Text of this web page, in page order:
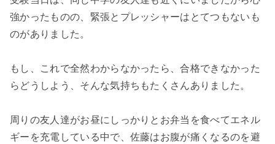
強かったものの、緊張とプレッシャーはとてつもないも
のがありました。
もし、これで全然わからなかったら、合格できなかった
らどうしよう、そんな気持ちもたくさんありました。
周りの友人達がお昼にしっかりとお弁当を食べてエネル
ギーを充電している中で、佐藤はお腹が痛くなるのを避